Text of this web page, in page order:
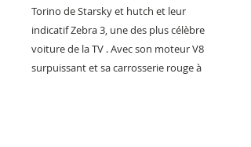
Torino de Starsky et hutch et leur
indicatif Zebra 3, une des plus célèbre
voiture de la TV . Avec son moteur V8
surpuissant et sa carrosserie rouge à